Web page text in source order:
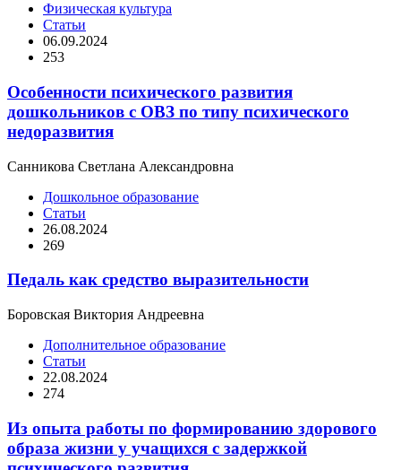
Физическая культура
Статьи
06.09.2024
253
Особенности психического развития
дошкольников с ОВЗ по типу психического
недоразвития
Санникова Светлана Александровна
Дошкольное образование
Статьи
26.08.2024
269
Педаль как средство выразительности
Боровская Виктория Андреевна
Дополнительное образование
Статьи
22.08.2024
274
Из опыта работы по формированию здорового
образа жизни у учащихся с задержкой